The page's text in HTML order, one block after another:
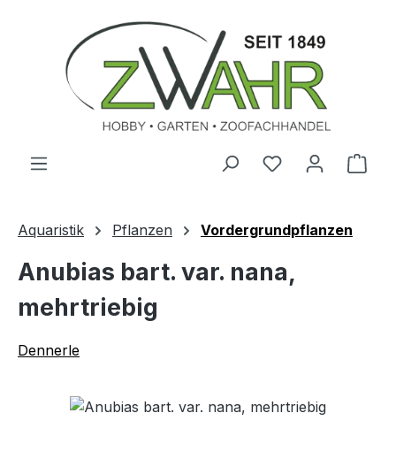
Zum Hauptinhalt springen
Aquaristik Pflanzen Vordergrundpflanzen
Anubias bart. var. nana,
mehrtriebig
Dennerle
Bildergalerie überspringen